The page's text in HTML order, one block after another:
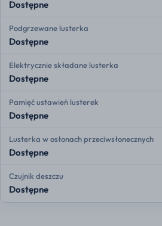
Dostępne
Podgrzewane lusterka
Dostępne
Elektrycznie składane lusterka
Dostępne
Pamięć ustawień lusterek
Dostępne
Lusterka w osłonach przeciwsłonecznych
Dostępne
Czujnik deszczu
Dostępne